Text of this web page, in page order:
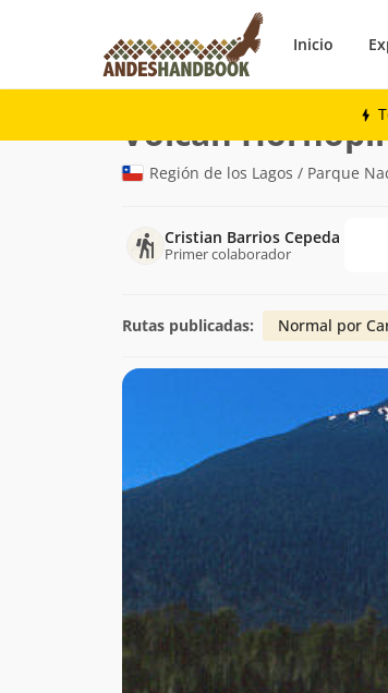
Inicio
Montaña
Volcán
Región de los Lagos / Parque
Cristian Barrios Cepeda
Primer colaborador
Rutas publicadas: Normal por